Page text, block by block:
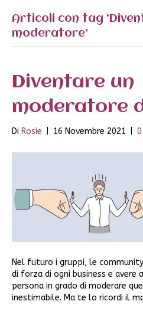
Articoli con tag
moderatore’
Diventare un
moderatore
Di Rosie 16 Novembre 2021 0
Nel futuro i gruppi, le
di forza di ogni business e avere
persona in grado di moderare
inestimabile. Ma te lo ricordi il